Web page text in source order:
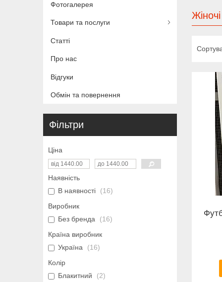
Фотогалерея
Товари та послуги
Статті
Про нас
Відгуки
Обмін та повернення
Фільтри
Ціна
Наявність
В наявності
16
Виробник
Без бренда
16
Країна виробник
Україна
16
Колір
Блакитний
2